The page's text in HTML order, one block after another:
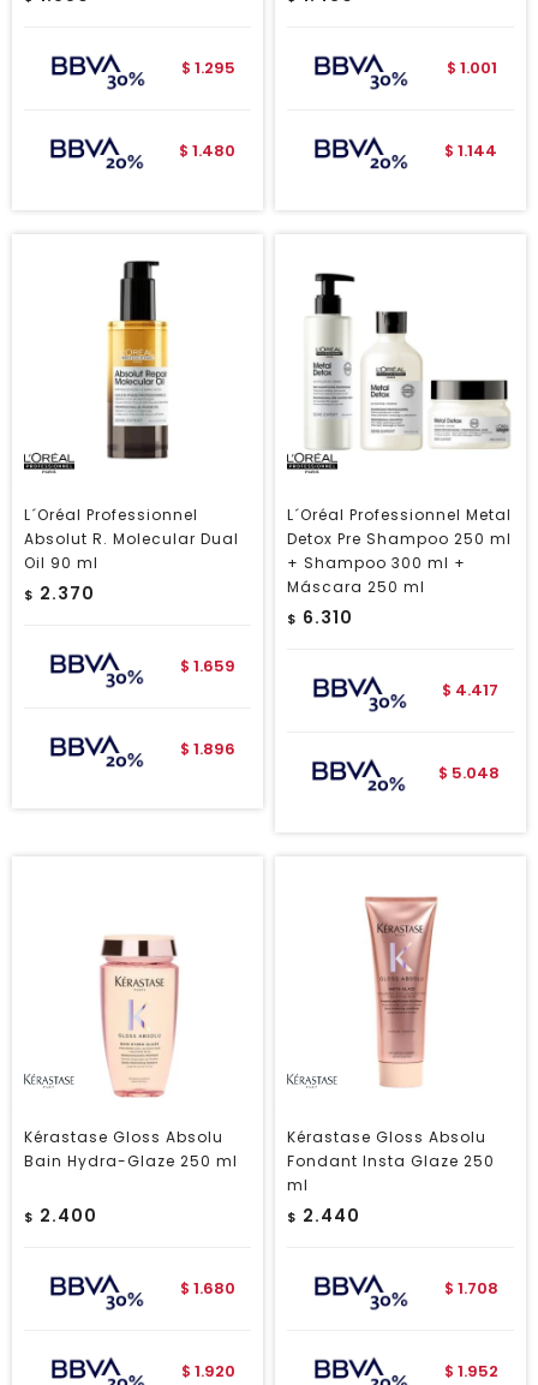
$ 1.295
$ 1.480
$ 1.001
$ 1.144
L´Oréal Professionnel
Absolut R. Molecular Dual
Oil 90 ml
$ 2.370
$ 1.659
$ 1.896
L´Oréal Professionnel Metal
Detox Pre Shampoo 250 ml
+ Shampoo 300 ml +
Máscara 250 ml
$ 6.310
$ 4.417
$ 5.048
Kérastase Gloss Absolu
Bain Hydra-Glaze 250 ml
$ 2.400
$ 1.680
$ 1.920
Kérastase Gloss Absolu
Fondant Insta Glaze 250
ml
$ 2.440
$ 1.708
$ 1.952